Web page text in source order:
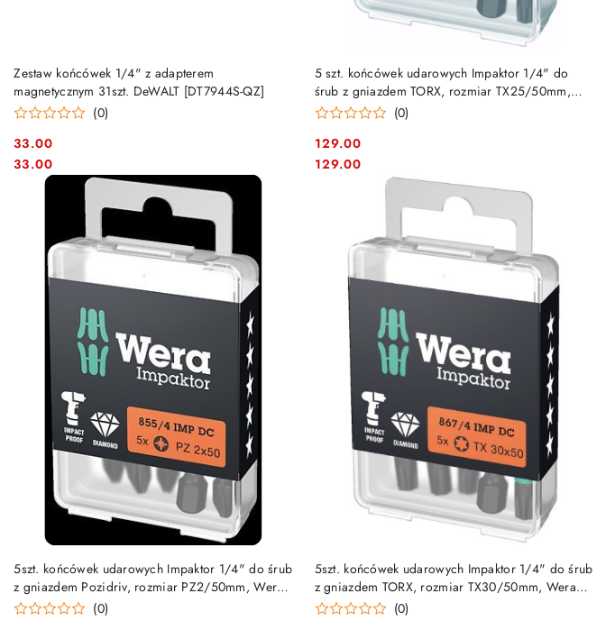
Zestaw końcówek 1/4" z adapterem
magnetycznym 31szt. DeWALT [DT7944S-QZ]
(0)
Cena:
33.00
Cena:
33.00
DO KOSZYKA
5 szt. końcówek udarowych Impaktor 1/4" do
śrub z gniazdem TORX, rozmiar TX25/50mm,
Wera [05057665001]
(0)
Cena:
129.00
Cena:
129.00
DO KOSZYKA
5szt. końcówek udarowych Impaktor 1/4" do śrub
z gniazdem Pozidriv, rozmiar PZ2/50mm, Wera
[05057661001](0)
DO KOSZYKA
5szt. końcówek udarowych Impaktor 1/4" do śrub
z gniazdem TORX, rozmiar TX30/50mm, Wera
[05057666001](0)
DO KOSZYKA